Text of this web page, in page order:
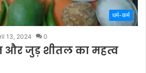
धर्म-कर्म
13, 2024 0
और जुड़ शीतल का महत्व